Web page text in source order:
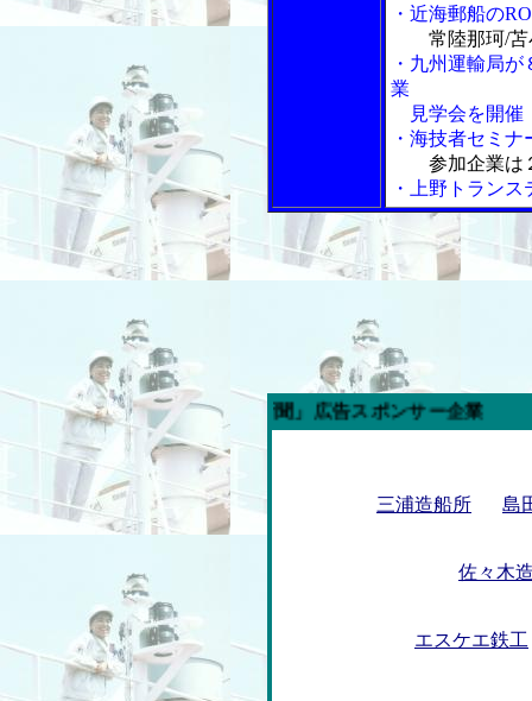
・近海郵船の
常陸那珂/
・九州運輸局
業
見学会を開催
・海技者セミ
参加企業は
・上野トラン
今週の「内航海運新聞」広告スポンサー企業
三浦造船所 島
佐々木
エスケエ鉄工